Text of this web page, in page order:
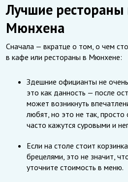
Лучшие
Мюнхена
Сначала — вкратце о том, о чем
в кафе или рестораны в Мюнхене:
Здешние официанты не
это как данность — после
может возникнуть
любят, но это не так,
часто кажутся суровыми и
Если на столе стоит
брецелями, это не значит,
уточните стоимость в меню.